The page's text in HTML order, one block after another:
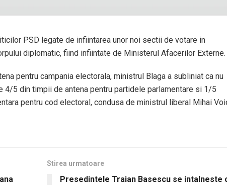
PSD legate de infiintarea unor noi sectii de votare in
diplomatic, fiind infiintate de Ministerul Afacerilor Externe.
pentru campania electorala, ministrul Blaga a subliniat ca nu
4/5 din timpii de antena pentru partidele parlamentare si 1/5
pentru cod electoral, condusa de ministrul liberal Mihai
Stirea urmatoare
Presedintele Traian Basescu se intalneste